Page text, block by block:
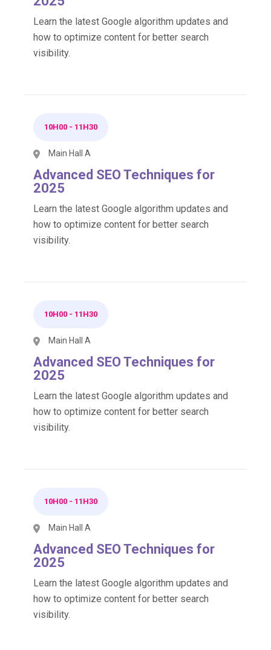
Learn the latest Google algorithm updates and
how to optimize content for better search
visibility.
10H00 - 11H30
Main Hall A
Advanced SEO Techniques for
2025
Learn the latest Google algorithm updates and
how to optimize content for better search
visibility.
10H00 - 11H30
Main Hall A
Advanced SEO Techniques for
2025
Learn the latest Google algorithm updates and
how to optimize content for better search
visibility.
10H00 - 11H30
Main Hall A
Advanced SEO Techniques for
2025
Learn the latest Google algorithm updates and
how to optimize content for better search
visibility.